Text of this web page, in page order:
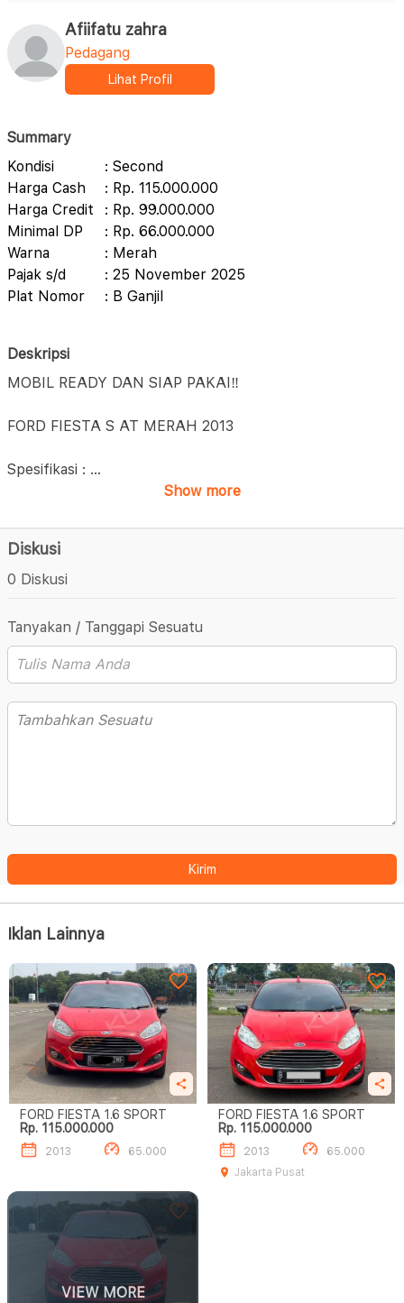
Afiifatu zahra
Pedagang
Lihat Profil
Summary
Kondisi
: Second
Harga Cash
: Rp. 115.000.000
Harga Credit
: Rp. 99.000.000
Minimal DP
: Rp. 66.000.000
Warna
: Merah
Pajak s/d
: 25 November 2025
Plat Nomor
: B Ganjil
Deskripsi
MOBIL READY DAN SIAP PAKAI‼️
FORD FIESTA S AT MERAH 2013
Spesifikasi : ...
Show more
Diskusi
0 Diskusi
Tanyakan / Tanggapi Sesuatu
Kirim
Iklan Lainnya
FORD FIESTA 1.6 SPORT
Rp. 115.000.000
2013 65.000
FORD FIESTA 1.6 SPORT
Rp. 115.000.000
2013
65.000
Jakarta Pusat
VIEW MORE